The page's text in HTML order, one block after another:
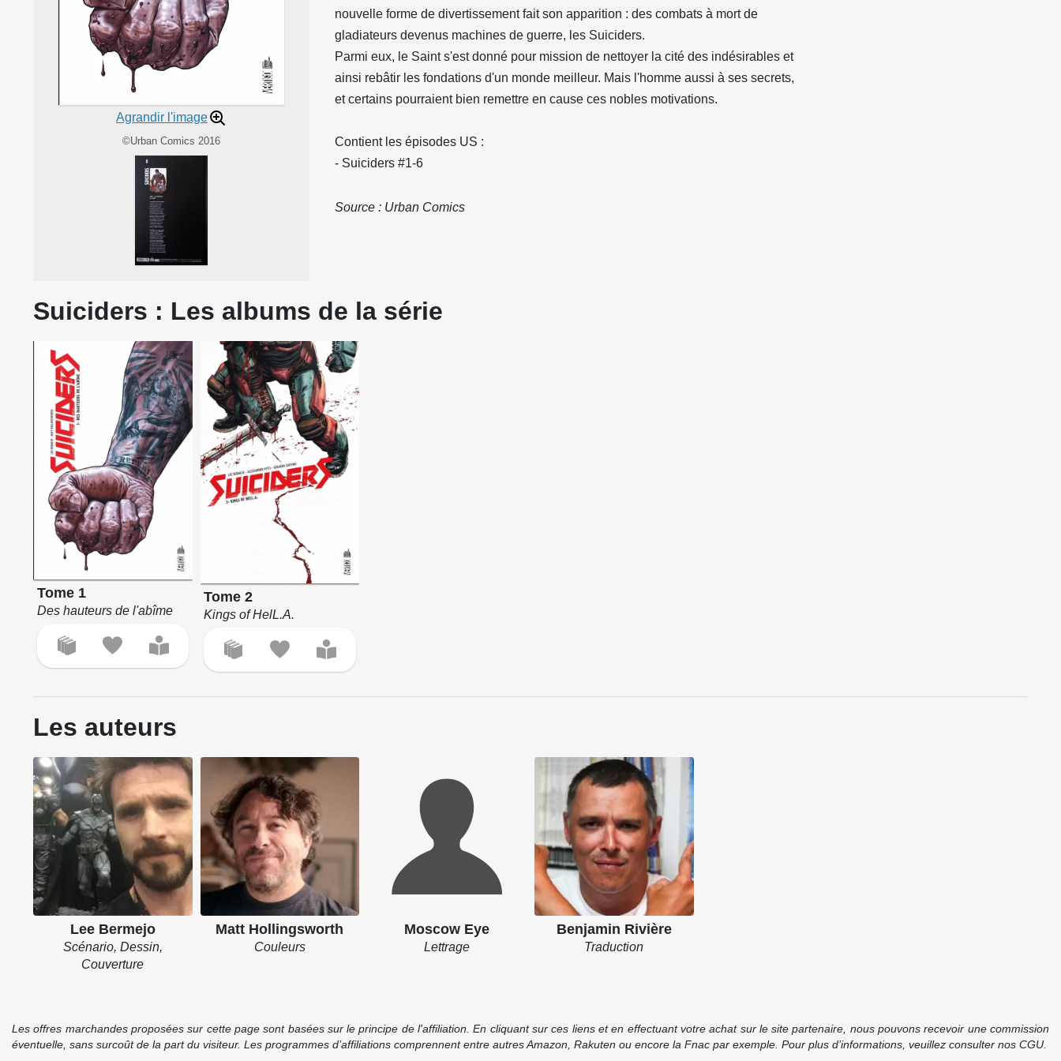
Agrandir l'image
©Urban Comics 2016
nouvelle forme de divertissement fait son apparition : des combats à mort de
gladiateurs devenus machines de guerre, les Suiciders.
Parmi eux, le Saint s'est donné pour mission de nettoyer la cité des indésirables et
ainsi rebâtir les fondations d'un monde meilleur. Mais l'homme aussi à ses secrets,
et certains pourraient bien remettre en cause ces nobles motivations.
Contient les épisodes US :
- Suiciders #1-6
Source : Urban Comics
Suiciders : Les albums de la série
Tome 1
Des hauteurs de l'abîme
Tome 2
Kings of HelL.A.
Les auteurs
Lee Bermejo
Scénario, Dessin,
Couverture
Matt Hollingsworth
Couleurs
Moscow Eye
Lettrage
Benjamin Rivière
Traduction
Les offres marchandes proposées sur cette page sont basées sur le principe de l'affiliation. En cliquant sur ces liens et en effectuant votre achat sur le site partenaire, nous pouvons recevoir une commission
éventuelle, sans surcoût de la part du visiteur. Les programmes d’affiliations comprennent entre autres Amazon, Rakuten ou encore la Fnac par exemple. Pour plus d’informations, veuillez consulter nos CGU.